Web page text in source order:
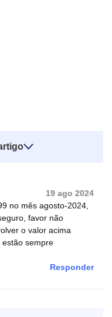
19 ago 2024
no mês agosto-2024,
favor não
o valor acima
estão sempre
Responder